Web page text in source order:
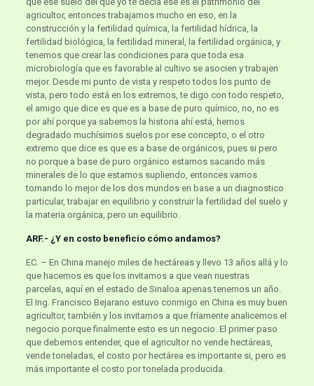
agricultor, entonces trabajamos mucho en eso, en la
construcción y la fertilidad química, la fertilidad hídrica, la
fertilidad biológica, la fertilidad mineral, la fertilidad orgánica, y
tenemos que crear las condiciones para que toda esa
microbiología que es favorable al cultivo se asocien y trabajen
mejor. Desde mi punto de vista y respeto todos los punto de
vista, pero todo está en los extremos, te digo con todo respeto,
el amigo que dice es que es a base de puro químico, no, no es
por ahí porque ya sabemos la historia ahí está, hemos
degradado muchísimos suelos por ese concepto, o el otro
extremo que dice es que es a base de orgánicos, pues si pero
no porque a base de puro orgánico estamos sacando más
minerales de lo que estamos supliendo, entonces vamos
tomando lo mejor de los dos mundos en base a un diagnostico
particular, trabajar en equilibrio y construir la fertilidad del suelo y
la materia orgánica, pero un equilibrio.
ARF.- ¿Y en costo beneficio cómo andamos?
EC. – En China manejo miles de hectáreas y llevo 13 años allá y lo
que hacemos es que los invitamos a que vean nuestras
parcelas, aquí en el estado de Sinaloa apenas tenemos un año.
El Ing. Francisco Bejarano estuvo conmigo en China es muy buen
agricultor, también y los invitamos a que fríamente analicemos el
negocio porque finalmente esto es un negocio. El primer paso
que debemos entender, que el agricultor no vende hectáreas,
vende toneladas, el costo por hectárea es importante si, pero es
más importante el costo por tonelada producida.